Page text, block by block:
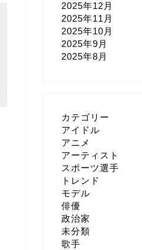
2025年12月
2025年11月
2025年10月
2025年9月
2025年8月
カテゴリー
アイドル
アニメ
アーティスト
スポーツ選手
トレンド
モデル
俳優
政治家
未分類
歌手